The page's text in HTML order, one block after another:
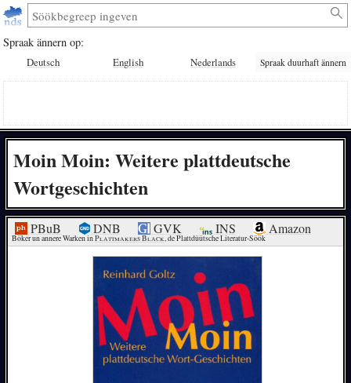
Spraak ännern op:
Deutsch English Nederlands Spraak duurhaft ännern
Moin Moin: Weitere plattdeutsche
Wortgeschichten
PBuB DNB GVK INS Amazon
Böker un annere Warken in Plattmakers Black, de Plattdüütsche Literatur-Söök